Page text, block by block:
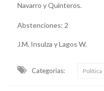
Navarro y Quinteros.
Abstenciones: 2
J.M. Insulza y Lagos W.
Categorias: Política